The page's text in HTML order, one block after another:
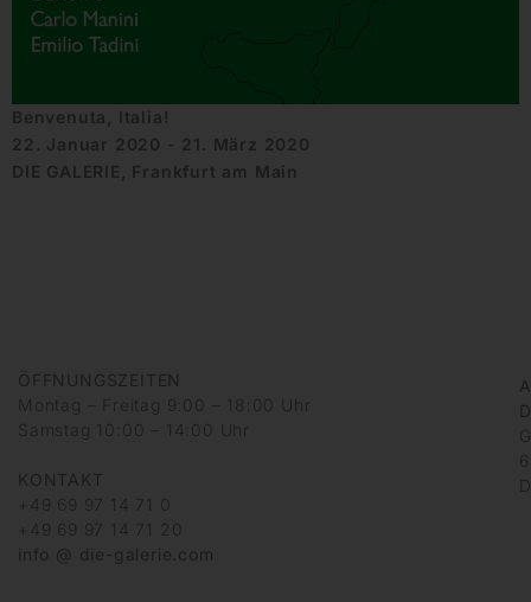
Benvenuta, Italia!
22. Januar 2020 - 21. März 2020
DIE GALERIE, Frankfurt am Main
ÖFFNUNGSZEITEN
Montag – Freitag 9:00 – 18:00 Uhr
Samstag 10:00 – 14:00 Uhr
KONTAKT
+49 69 97 14 71 0
+49 69 97 14 71 20
info @ die-galerie.com